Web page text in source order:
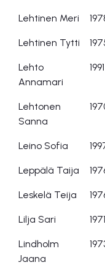
Lehtinen Meri
Lehtinen Tytti
Lehto
Annamari
1991
Lehtonen
Sanna
Leino Sofia
Leppälä Taija
Leskelä Teija
Lilja Sari 1971
Lindholm
Jaana